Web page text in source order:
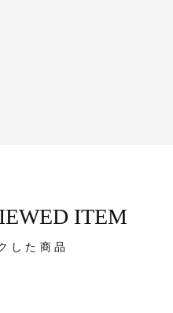
ITEM
した商品